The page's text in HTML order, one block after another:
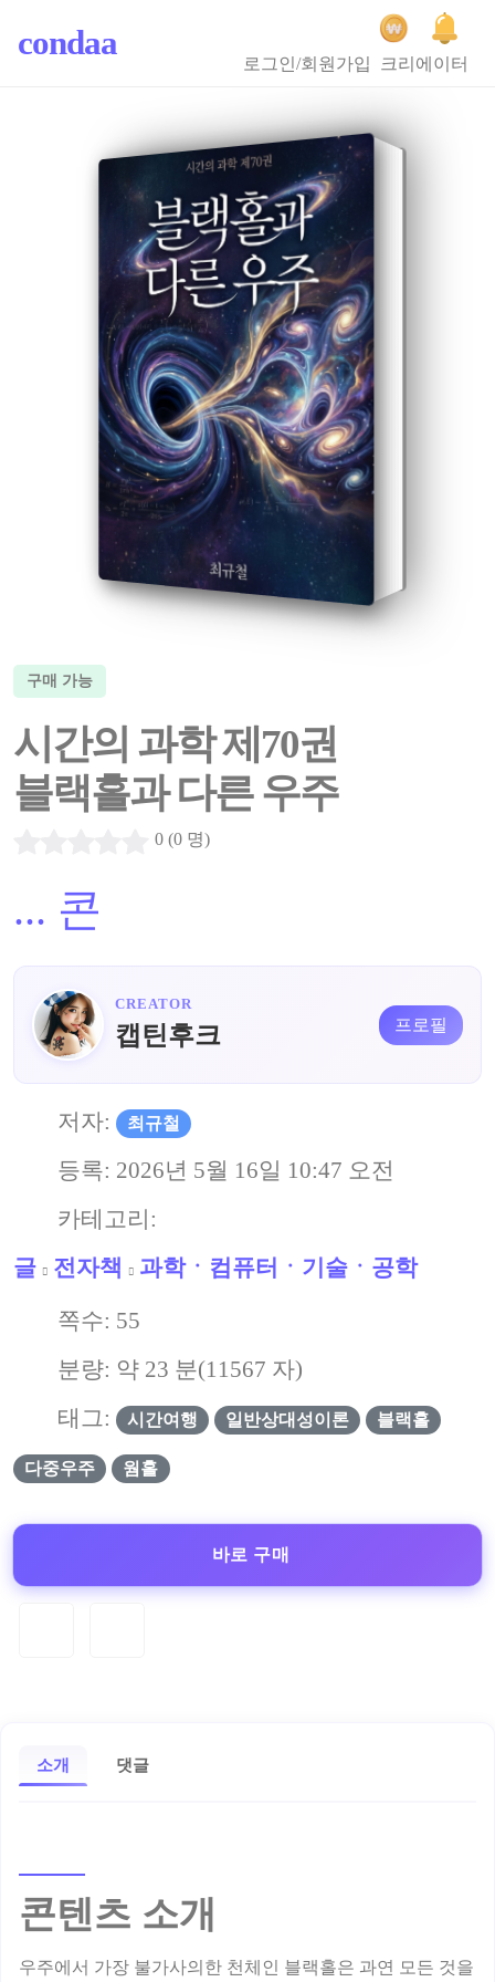
condaa
로그인/회원가입 크리에이터
구매 가능
시간의 과학 제70권
블랙홀과 다른 우주
0 (0 명)
... 콘
CREATOR
캡틴후크 프로필
저자: 최규철
등록: 2026년 5월 16일 10:47 오전
카테고리:
글
전자책 과학ㆍ컴퓨터ㆍ기술ㆍ공학
쪽수: 55
분량: 약 23 분(11567 자)
태그:
시간여행 일반상대성이론 블랙홀
다중우주 웜홀
바로 구매
소개 댓글
콘텐츠 소개
우주에서 가장 불가사의한 천체인 블랙홀은 과연 모든 것을